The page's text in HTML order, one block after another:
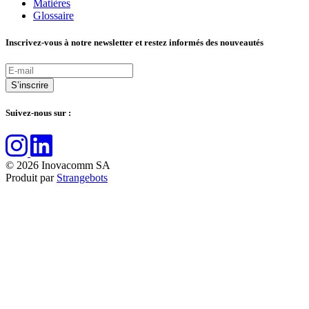
Matières
Glossaire
Inscrivez-vous à notre newsletter et restez informés des nouveautés
Suivez-nous sur :
© 2026 Inovacomm SA
Produit par Strangebots